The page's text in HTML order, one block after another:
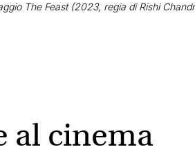
The Feast (2023, regia di Rishi
al cinema